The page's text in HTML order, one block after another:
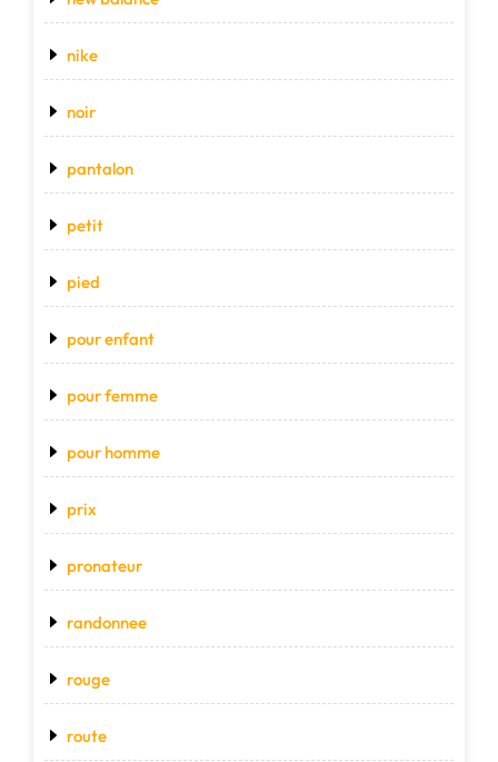
nike
noir
pantalon
petit
pied
pour enfant
pour femme
pour homme
prix
pronateur
randonnee
rouge
route